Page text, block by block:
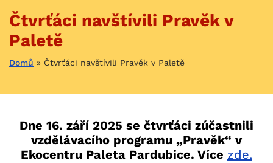
Čtvrťáci navštívili Pravěk v
Paletě
Domů » Čtvrťáci navštívili Pravěk v Paletě
Dne 16. září 2025 se čtvrťáci zúčastnili
vzdělávacího programu „Pravěk“ v
Ekocentru Paleta Pardubice. Více zde.